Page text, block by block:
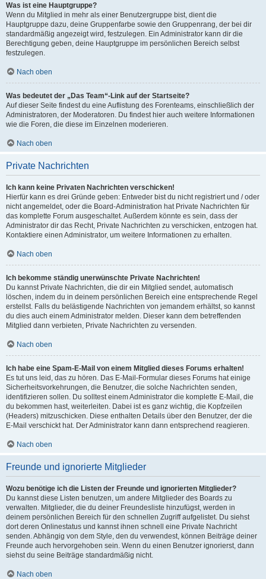
Was ist eine Hauptgruppe?
Wenn du Mitglied in mehr als einer Benutzergruppe bist, dient die
Hauptgruppe dazu, deine Gruppenfarbe sowie den Gruppenrang, der bei dir
standardmäßig angezeigt wird, festzulegen. Ein Administrator kann dir die
Berechtigung geben, deine Hauptgruppe im persönlichen Bereich selbst
festzulegen.
Nach oben
Was bedeutet der „Das Team“-Link auf der Startseite?
Auf dieser Seite findest du eine Auflistung des Forenteams, einschließlich der
Administratoren, der Moderatoren. Du findest hier auch weitere Informationen
wie die Foren, die diese im Einzelnen moderieren.
Nach oben
Private Nachrichten
Ich kann keine Privaten Nachrichten verschicken!
Hierfür kann es drei Gründe geben: Entweder bist du nicht registriert und / oder
nicht angemeldet, oder die Board-Administration hat Private Nachrichten für
das komplette Forum ausgeschaltet. Außerdem könnte es sein, dass der
Administrator dir das Recht, Private Nachrichten zu verschicken, entzogen hat.
Kontaktiere einen Administrator, um weitere Informationen zu erhalten.
Nach oben
Ich bekomme ständig unerwünschte Private Nachrichten!
Du kannst Private Nachrichten, die dir ein Mitglied sendet, automatisch
löschen, indem du in deinem persönlichen Bereich eine entsprechende Regel
erstellst. Falls du belästigende Nachrichten von jemandem erhältst, so kannst
du dies auch einem Administrator melden. Dieser kann dem betreffenden
Mitglied dann verbieten, Private Nachrichten zu versenden.
Nach oben
Ich habe eine Spam-E-Mail von einem Mitglied dieses Forums erhalten!
Es tut uns leid, das zu hören. Das E-Mail-Formular dieses Forums hat einige
Sicherheitsvorkehrungen, die Benutzer, die solche Nachrichten senden,
identifizieren sollen. Du solltest einem Administrator die komplette E-Mail, die
du bekommen hast, weiterleiten. Dabei ist es ganz wichtig, die Kopfzeilen
(Headers) mitzuschicken. Diese enthalten Details über den Benutzer, der die
E-Mail verschickt hat. Der Administrator kann dann entsprechend reagieren.
Nach oben
Freunde und ignorierte Mitglieder
Wozu benötige ich die Listen der Freunde und ignorierten Mitglieder?
Du kannst diese Listen benutzen, um andere Mitglieder des Boards zu
verwalten. Mitglieder, die du deiner Freundesliste hinzufügst, werden in
deinem persönlichen Bereich für den schnellen Zugriff aufgelistet. Du siehst
dort deren Onlinestatus und kannst ihnen schnell eine Private Nachricht
senden. Abhängig von dem Style, den du verwendest, können Beiträge deiner
Freunde auch hervorgehoben sein. Wenn du einen Benutzer ignorierst, dann
siehst du seine Beiträge standardmäßig nicht.
Nach oben